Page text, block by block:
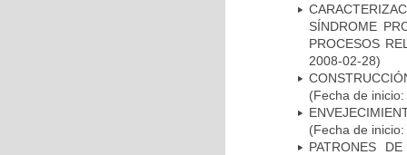
SÍNDROME
PROCESOS
2008-02-28)
(Fecha de
(Fecha de
PATRONES